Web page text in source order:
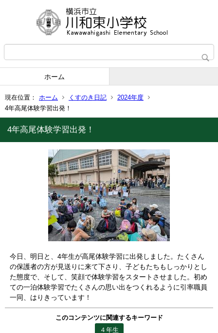
ホーム
現在位置： ホーム くすのき日記
2024年度
4年高尾体験学習出発！
4年高尾体験学習出発！
今日、明日と、4年生が高尾体験学習に出発しました。たくさん
の保護者の方が見送りに来て下さり、子どもたちもしっかりとし
た態度で、そして、笑顔で体験学習をスタートさせました。初め
ての一泊体験学習でたくさんの思い出をつくれるように引率職員
一同、はりきっています！
このコンテンツに関連するキーワード
４年生